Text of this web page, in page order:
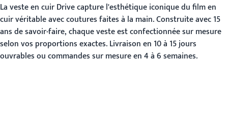
La veste en cuir Drive capture l'esthétique iconique du film en
cuir véritable avec coutures faites à la main. Construite avec 15
ans de savoir-faire, chaque veste est confectionnée sur mesure
selon vos proportions exactes. Livraison en 10 à 15 jours
ouvrables ou commandes sur mesure en 4 à 6 semaines.